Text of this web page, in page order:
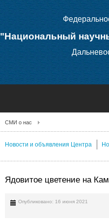
"Национальный
СМИ о нас
Новости и объявления Центра
Ядовитое цветение на
Опубликовано: 16 июня 2021